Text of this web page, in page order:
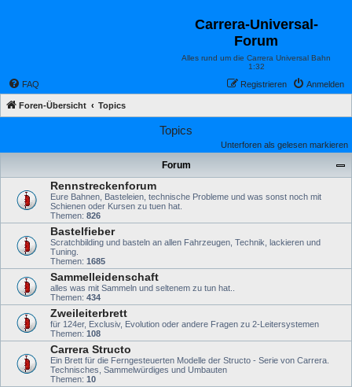
Carrera-Universal-
Forum
Alles rund um die Carrera Universal Bahn
1:32
FAQ Anmelden
Registrieren
Foren-Übersicht Topics
Topics
Unterforen als gelesen markieren
Forum
Rennstreckenforum
Eure Bahnen, Basteleien, technische Probleme und was sonst noch mit
Schienen oder Kursen zu tuen hat.
Themen: 826
Bastelfieber
Scratchbilding und basteln an allen Fahrzeugen, Technik, lackieren und
Tuning.
Themen: 1685
Sammelleidenschaft
alles was mit Sammeln und seltenem zu tun hat..
Themen: 434
Zweileiterbrett
für 124er, Exclusiv, Evolution oder andere Fragen zu 2-Leitersystemen
Themen: 108
Carrera Structo
Ein Brett für die Ferngesteuerten Modelle der Structo - Serie von Carrera.
Technisches, Sammelwürdiges und Umbauten
Themen: 10